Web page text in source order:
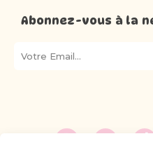
Abonnez-vous à la